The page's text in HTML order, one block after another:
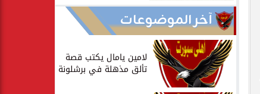
آخر الموضوعات
لامين يامال يكتب قصة
تألق مذهلة في برشلونة